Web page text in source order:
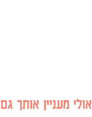
אולי מעניין אותך גם